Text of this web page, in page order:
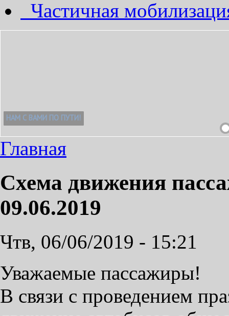
Частичная
Главная
Схема движения
09.06.2019
Чтв, 06/06/2019 - 15:21
Уважаемые пассажиры!
В связи с проведением